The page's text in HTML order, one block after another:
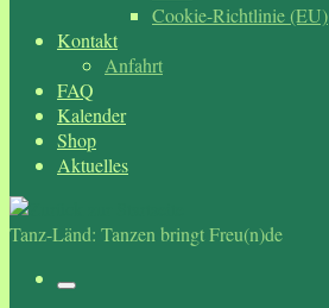
Cookie-Richtlinie (EU)
Kontakt
Anfahrt
FAQ
Kalender
Shop
Aktuelles
Tanz-Länd: Tanzen bringt Freu(n)de
Menü